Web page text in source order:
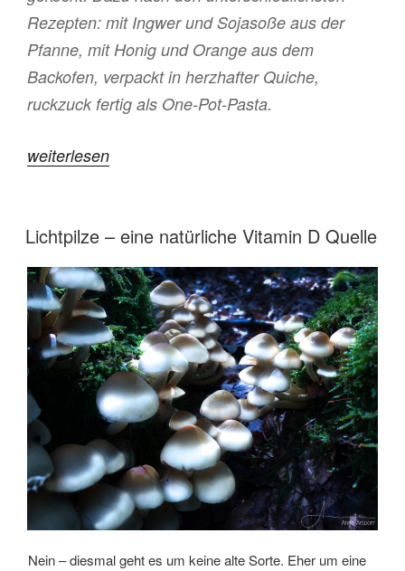
Rezepten: mit Ingwer und Sojasoße aus der
Pfanne, mit Honig und Orange aus dem
Backofen, verpackt in herzhafter Quiche,
ruckzuck fertig als One-Pot-Pasta.
„Argumente
–
für
bekennende
Fans
und
solche,
die
es
werden
wollen“
weiterlesen
VERÖFFENTLICHT
AM
Lichtpilze – eine natürliche Vitamin D Quelle
Nein – diesmal geht es um keine alte Sorte. Eher um eine